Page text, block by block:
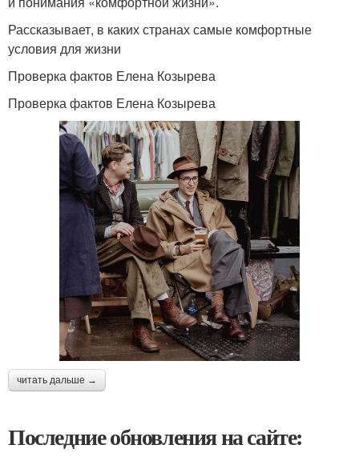
Рассказывает, в каких странах самые комфортные
условия для жизни
Проверка фактов Елена Козырева
Проверка фактов Елена Козырева
читать дальше →
Последние обновления на сайте: